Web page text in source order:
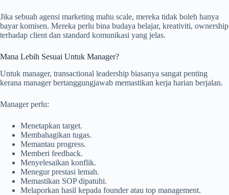
Jika sebuah agensi marketing mahu scale, mereka tidak boleh hanya
bayar komisen. Mereka perlu bina budaya belajar, kreativiti, ownership
terhadap client dan standard komunikasi yang jelas.
Mana Lebih Sesuai Untuk Manager?
Untuk manager, transactional leadership biasanya sangat penting
kerana manager bertanggungjawab memastikan kerja harian berjalan.
Manager perlu:
Menetapkan target.
Membahagikan tugas.
Memantau progress.
Memberi feedback.
Menyelesaikan konflik.
Menegur prestasi lemah.
Memastikan SOP dipatuhi.
Melaporkan hasil kepada founder atau top management.